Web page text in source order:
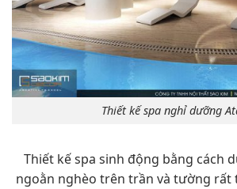
Thiết kế spa nghỉ dưỡng
Thiết kế spa sinh động bằng cách
ngoằn nghèo trên trần và tường rất